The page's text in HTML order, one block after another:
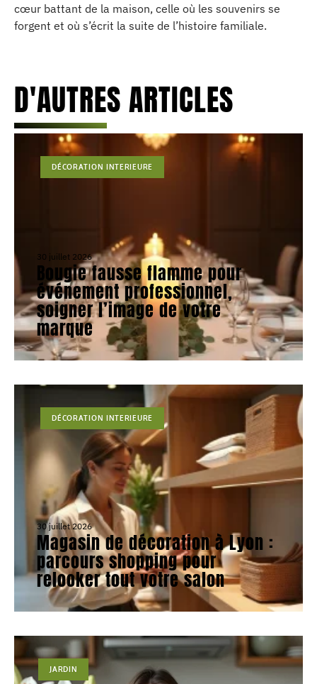
cœur battant de la maison, celle où les souvenirs se
forgent et où s’écrit la suite de l’histoire familiale.
D'AUTRES ARTICLES
DÉCORATION INTERIEURE
30 juillet 2026
Bougie fausse flamme pour
événement professionnel,
soigner l’image de votre
marque
DÉCORATION INTERIEURE
30 juillet 2026
Magasin de décoration à Lyon :
parcours shopping pour
relooker tout votre salon
JARDIN